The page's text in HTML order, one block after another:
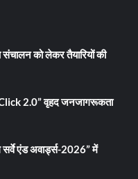
संचालन को लेकर तैयारियों की
Click 2.0” वृहद जनजागरूकता
सर्वे एंड अवार्ड्स-2026” में